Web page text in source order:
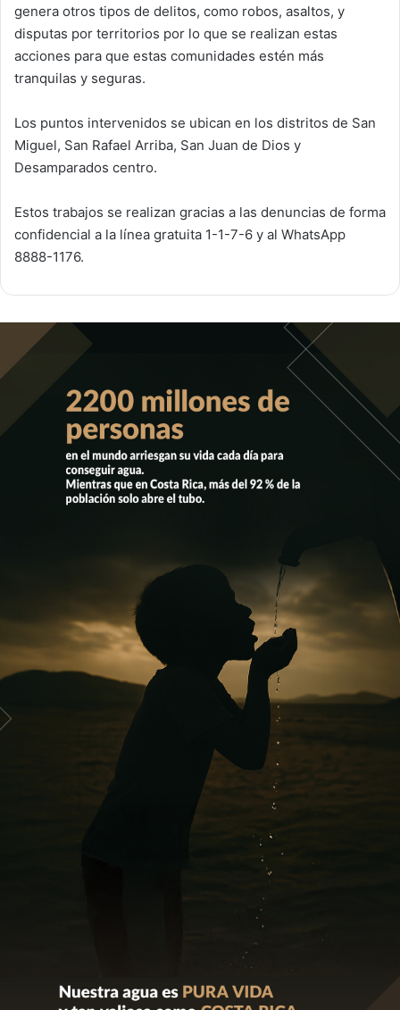
genera otros tipos de delitos, como robos, asaltos, y
disputas por territorios por lo que se realizan estas
acciones para que estas comunidades estén más
tranquilas y seguras.
Los puntos intervenidos se ubican en los distritos de San
Miguel, San Rafael Arriba, San Juan de Dios y
Desamparados centro.
Estos trabajos se realizan gracias a las denuncias de forma
confidencial a la línea gratuita 1-1-7-6 y al WhatsApp
8888-1176.